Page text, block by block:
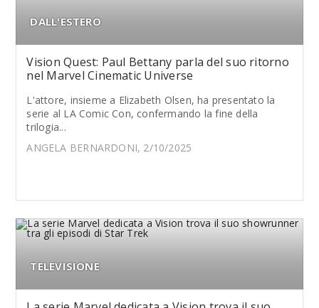
DALL'ESTERO
Vision Quest: Paul Bettany parla del suo ritorno
nel Marvel Cinematic Universe
L'attore, insieme a Elizabeth Olsen, ha presentato la
serie al LA Comic Con, confermando la fine della
trilogia...
ANGELA BERNARDONI, 2/10/2025
TELEVISIONE